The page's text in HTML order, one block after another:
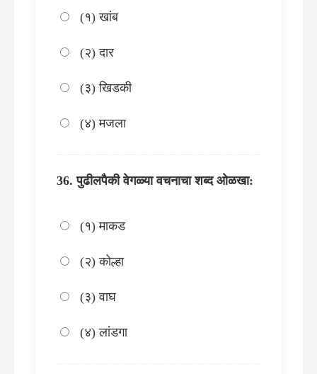
(१) खांब
(२) दार
(३) खिडकी
(४) मजला
पुढीलपैकी वेगळ्या वचनाचा शब्द ओळखा:
(१) माकड
(२) कोल्हा
(३) वाघ
(४) लांडगा